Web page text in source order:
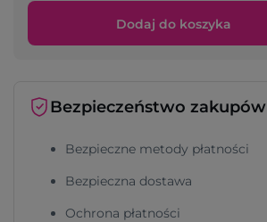
Dodaj do koszyka
Bezpieczeństwo zakupów
Bezpieczne metody płatności
Bezpieczna dostawa
Ochrona płatności